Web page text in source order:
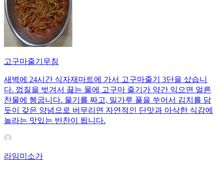
고구마줄기무침
새벽에 24시간 식자재마트에 가서 고구마줄기 3단을 샀습니
다. 껍질을 벗겨서 끓는 물에 고구마 줄기가 약간 익으면 얼른
찬물에 헹굽니다. 물기를 짜고, 밀가루 풀을 쑤어서 김치를 담
듯이 갖은 양념으로 버무리면 자연적인 단맛과 아삭한 식감에
놀라는 맛있는 반찬이 됩니다.
라임미소가